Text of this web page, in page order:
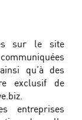
sur le site
qu’à des
exclusif de
entreprises